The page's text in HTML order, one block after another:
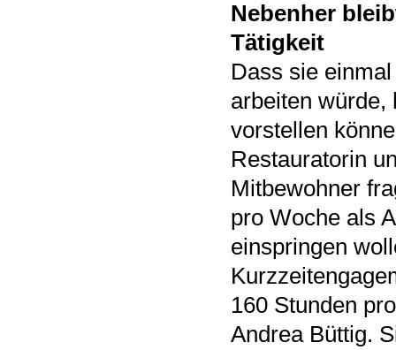
Nebenher
Tätigkeit
Dass sie
arbeiten würde,
vorstellen
Restauratorin
Mitbewohner
pro Woche als
einspringen
160 Stunden
Andrea Büttig.